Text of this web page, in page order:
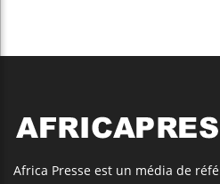
Africa Presse est un média de